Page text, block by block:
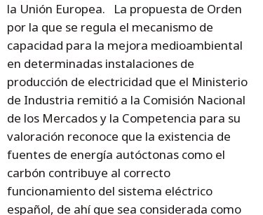
la Unión Europea. La propuesta de Orden
por la que se regula el mecanismo de
capacidad para la mejora medioambiental
en determinadas instalaciones de
producción de electricidad que el Ministerio
de Industria remitió a la Comisión Nacional
de los Mercados y la Competencia para su
valoración reconoce que la existencia de
fuentes de energía autóctonas como el
carbón contribuye al correcto
funcionamiento del sistema eléctrico
español, de ahí que sea considerada como